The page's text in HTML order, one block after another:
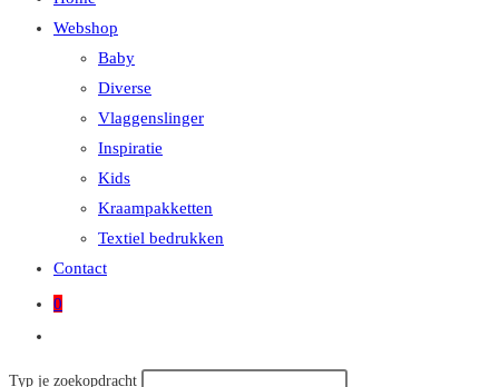
Webshop
Baby
Diverse
Vlaggenslinger
Inspiratie
Kids
Kraampakketten
Textiel bedrukken
Contact
0
Zoek
Typ je zoekopdracht